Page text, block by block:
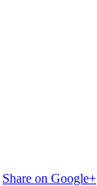
Share on Google+